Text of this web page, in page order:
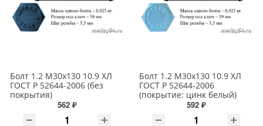
Болт 1.2 М30х130 10.9 ХЛ
ГОСТ Р 52644-2006 (без
покрытия)
562 ₽
Болт 1.2 М30х130 10.9 ХЛ
ГОСТ Р 52644-2006
(покрытие: цинк белый)
592 ₽